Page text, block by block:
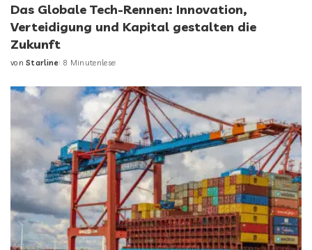
Das Globale Tech-Rennen: Innovation,
Verteidigung und Kapital gestalten die
Zukunft
von Starline 8 Minutenlese